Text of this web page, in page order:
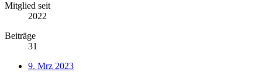
Mitglied seit
2022
Beiträge
31
9. Mrz 2023